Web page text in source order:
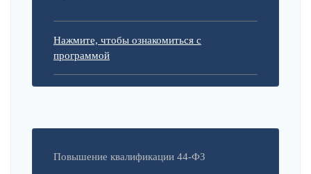
Нажмите, чтобы ознакомиться с
программой
Повышение квалификации 44-ФЗ